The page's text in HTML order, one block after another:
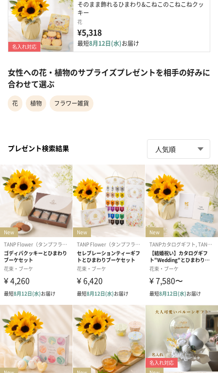
名入れ対応
そのまま飾れるひまわり&こねこのこねこねクッ
キー
花
¥5,318
最短8月12日(水)お届け
女性への花・植物のサプライズプレゼントを相手の好みに
合わせて選ぶ
花 植物 フラワー雑貨
プレゼント検索結果